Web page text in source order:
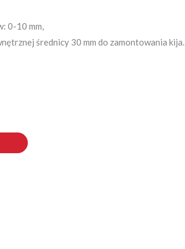
0-10 mm,
średnicy 30 mm do zamontowania kija.